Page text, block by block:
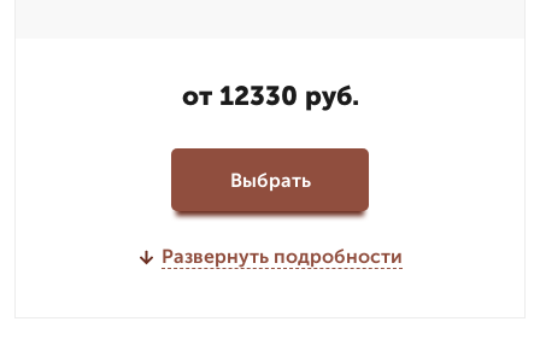
от 12330 руб.
Выбрать
Развернуть подробности